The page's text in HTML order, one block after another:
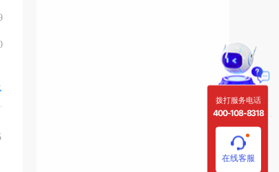
拨打服务电话
400-108-8318
在线客服